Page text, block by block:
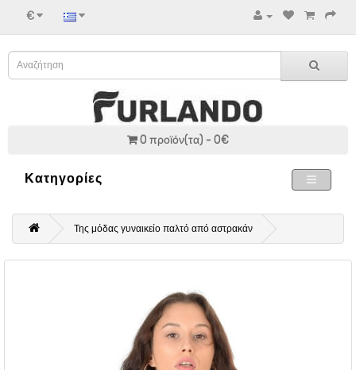
€
0 προϊόν(τα) - 0€
Κατηγορίες
Της μόδας γυναικείο παλτό από αστρακάν